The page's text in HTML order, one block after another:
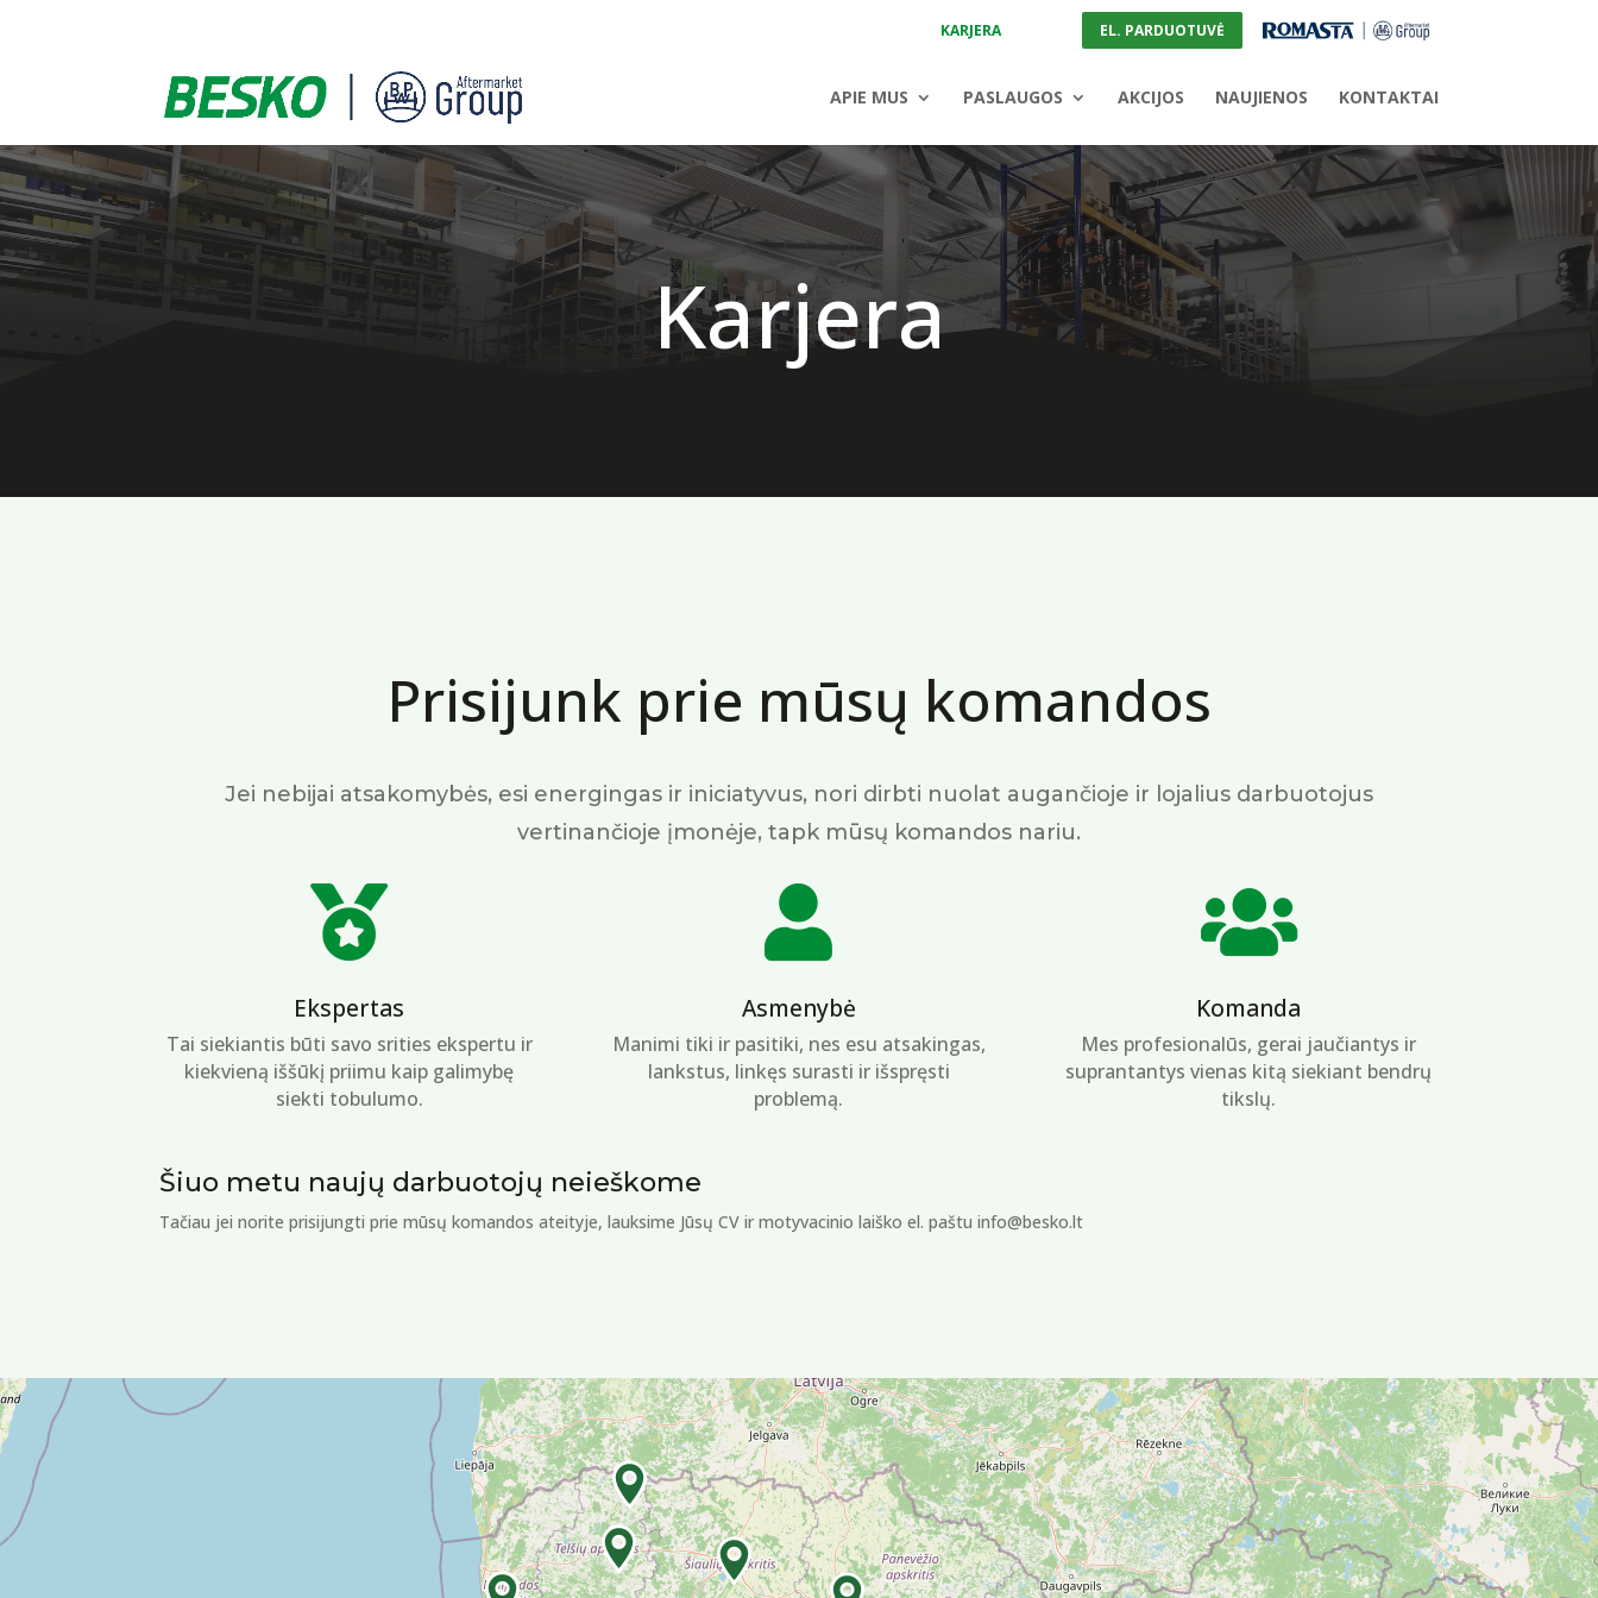
KARJERA EL. PARDUOTUVĖ
APIE MUS PASLAUGOS AKCIJOS NAUJIENOS KONTAKTAI
Karjera
Prisijunk prie mūsų komandos
Jei nebijai atsakomybės, esi energingas ir iniciatyvus, nori dirbti nuolat augančioje ir lojalius darbuotojus
vertinančioje įmonėje, tapk mūsų komandos nariu.

Ekspertas
Tai siekiantis būti savo srities ekspertu ir
kiekvieną iššūkį priimu kaip galimybę
siekti tobulumo.

Asmenybė
Manimi tiki ir pasitiki, nes esu atsakingas,
lankstus, linkęs surasti ir išspręsti
problemą.

Komanda
Mes profesionalūs, gerai jaučiantys ir
suprantantys vienas kitą siekiant bendrų
tikslų.
Šiuo metu naujų darbuotojų neieškome
Tačiau jei norite prisijungti prie mūsų komandos ateityje, lauksime Jūsų CV ir motyvacinio laiško el. paštu info@besko.lt